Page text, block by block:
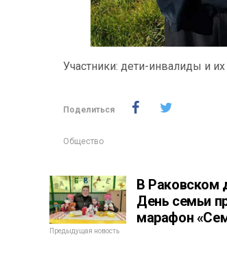
Участники: дети-инвалиды и
Поделиться
Общество
В Раковском
День семьи
марафон
Предыдущая новость